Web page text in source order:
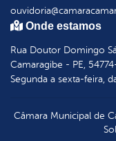
Onde estamos
Rua Doutor Domingo
Camaragibe - PE,
Segunda a sexta-feira,
Câmara Municipal de